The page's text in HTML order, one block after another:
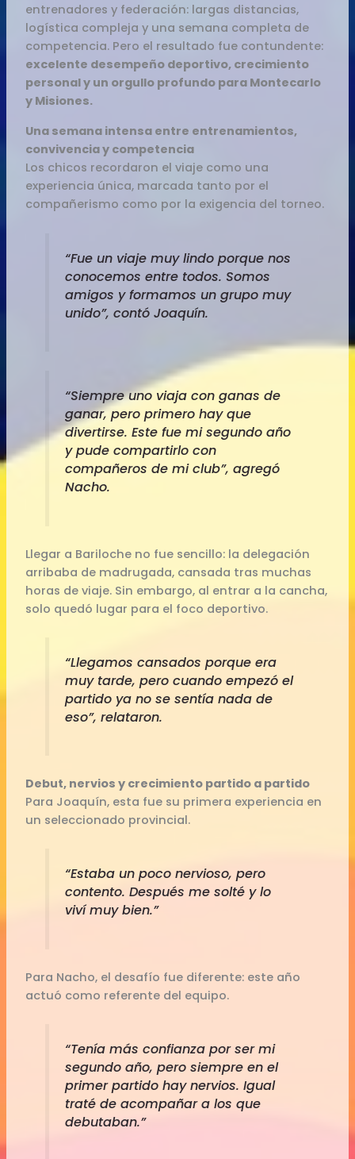
entrenadores y federación: largas distancias,
logística compleja y una semana completa de
competencia. Pero el resultado fue contundente:
excelente desempeño deportivo, crecimiento
personal y un orgullo profundo para Montecarlo
y Misiones.
Una semana intensa entre entrenamientos,
convivencia y competencia
Los chicos recordaron el viaje como una
experiencia única, marcada tanto por el
compañerismo como por la exigencia del torneo.
“Fue un viaje muy lindo porque nos
conocemos entre todos. Somos
amigos y formamos un grupo muy
unido”, contó Joaquín.
“Siempre uno viaja con ganas de
ganar, pero primero hay que
divertirse. Este fue mi segundo año
y pude compartirlo con
compañeros de mi club”, agregó
Nacho.
Llegar a Bariloche no fue sencillo: la delegación
arribaba de madrugada, cansada tras muchas
horas de viaje. Sin embargo, al entrar a la cancha,
solo quedó lugar para el foco deportivo.
“Llegamos cansados porque era
muy tarde, pero cuando empezó el
partido ya no se sentía nada de
eso”, relataron.
Debut, nervios y crecimiento partido a partido
Para Joaquín, esta fue su primera experiencia en
un seleccionado provincial.
“Estaba un poco nervioso, pero
contento. Después me solté y lo
viví muy bien.”
Para Nacho, el desafío fue diferente: este año
actuó como referente del equipo.
“Tenía más confianza por ser mi
segundo año, pero siempre en el
primer partido hay nervios. Igual
traté de acompañar a los que
debutaban.”